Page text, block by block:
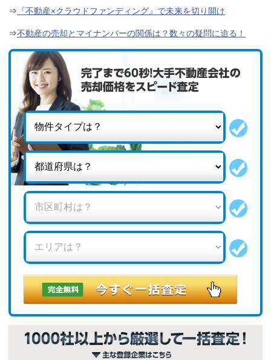
⇒ 『不動産×クラウドファンディング』で未来を切り開け
⇒不動産の売却とマイナンバーの関係は？数々の疑問に迫る！